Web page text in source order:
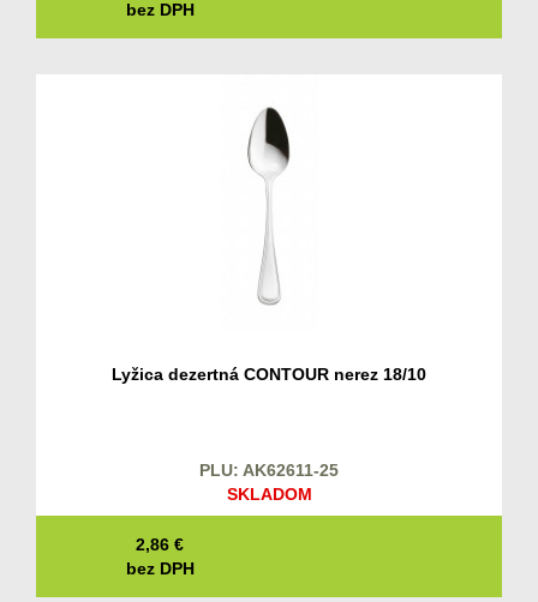
bez DPH
Lyžica dezertná CONTOUR nerez 18/10
PLU: AK62611-25
SKLADOM
2,86 €
bez DPH